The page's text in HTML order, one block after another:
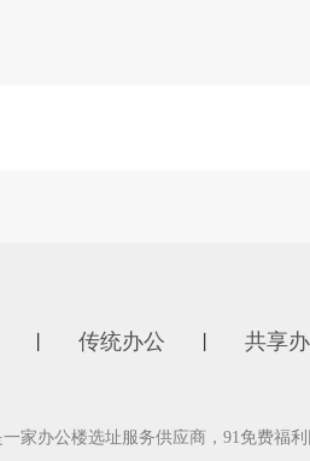
传统办公 共享
家办公楼选址服务供应商，91免费福